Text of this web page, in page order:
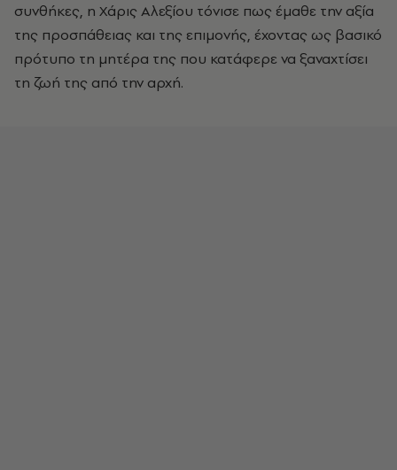
συνθήκες, η Χάρις Αλεξίου τόνισε πως έμαθε την αξία
της προσπάθειας και της επιμονής, έχοντας ως βασικό
πρότυπο τη μητέρα της που κατάφερε να ξαναχτίσει
τη ζωή της από την αρχή.